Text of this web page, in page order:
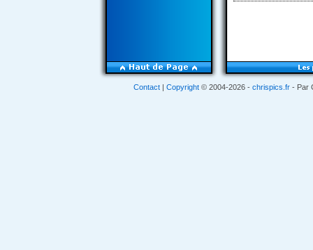
Contact Copyright © 2004-2026 - chrispics.fr - Par